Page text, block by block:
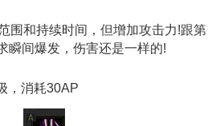
和持续时间，但增加攻击力!跟第
瞬间爆发，伤害还是一样的!
消耗30AP